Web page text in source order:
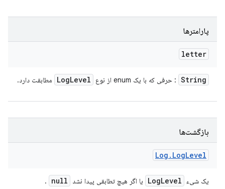
پارامترها
letter
String : حرفی که با یک enum از نوع LogLevel مطابقت دارد.
بازگشت‌ها
Log . LogLevel
یک شیء LogLevel یا اگر هیچ تطابقی پیدا نشد null
.